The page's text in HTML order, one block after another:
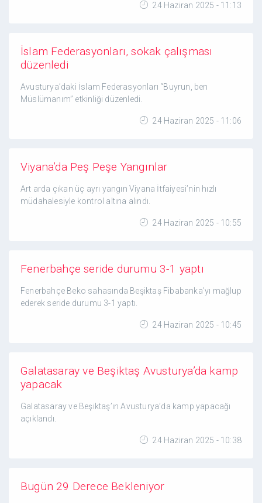
24 Haziran 2025 - 11:13
İslam Federasyonları, sokak çalışması
düzenledi
Avusturya’daki İslam Federasyonları “Buyrun, ben
Müslümanım” etkinliği düzenledi.
24 Haziran 2025 - 11:06
Viyana’da Peş Peşe Yangınlar
Art arda çıkan üç ayrı yangın Viyana İtfaiyesi’nin hızlı
müdahalesiyle kontrol altına alındı.
24 Haziran 2025 - 10:55
Fenerbahçe seride durumu 3-1 yaptı
Fenerbahçe Beko sahasında Beşiktaş Fibabanka’yı mağlup
ederek seride durumu 3-1 yaptı.
24 Haziran 2025 - 10:45
Galatasaray ve Beşiktaş Avusturya’da kamp
yapacak
Galatasaray ve Beşiktaş’ın Avusturya’da kamp yapacağı
açıklandı.
24 Haziran 2025 - 10:38
Bugün 29 Derece Bekleniyor